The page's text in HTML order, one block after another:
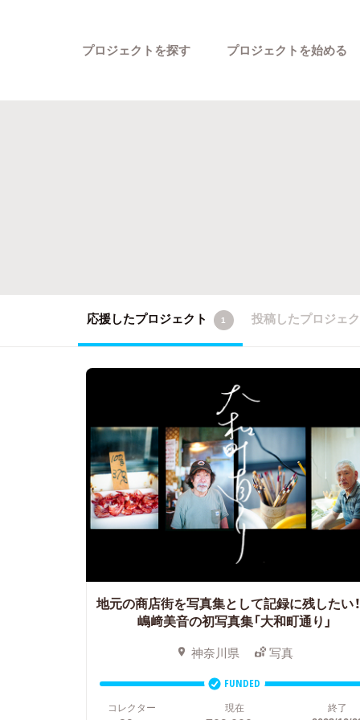
プロジェクトを探す プロジェクトを始める
応援したプロジェクト 1 投稿したプロジェ
地元の商店街を写真集として記録に残したい
嶋﨑美音の初写真集「大和町通り」
神奈川県 写真
FUNDED
コレクター
現在 終了